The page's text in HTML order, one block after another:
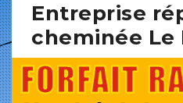
Entreprise
cheminée Le